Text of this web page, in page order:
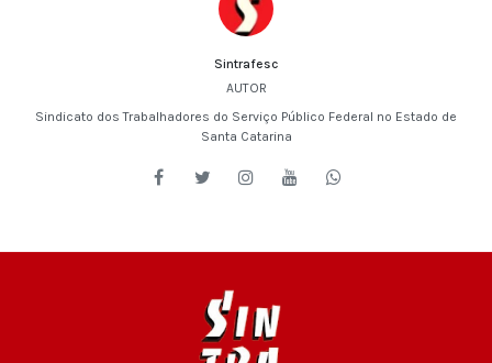
Sintrafesc
AUTOR
Sindicato dos Trabalhadores do Serviço Público Federal no Estado de
Santa Catarina